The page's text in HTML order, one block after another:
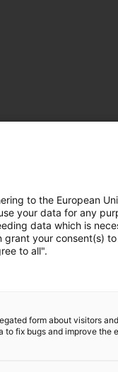
to the European
your data for any
data which is
your consent(s)
to all".
form about visitors
to fix bugs and improve the